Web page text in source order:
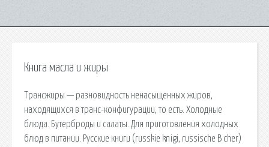
Книга масла и жиры
Трансжиры — разновидность ненасыщенных жиров,
находящихся в транс-конфигурации, то есть. Холодные
блюда. Бутерброды и салаты. Для приготовления холодных
блюд в питании. Русские книги (russkie knigi, russische B cher)